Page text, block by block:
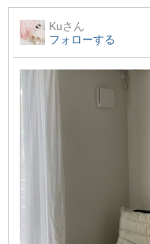
Kuさん
フォローする